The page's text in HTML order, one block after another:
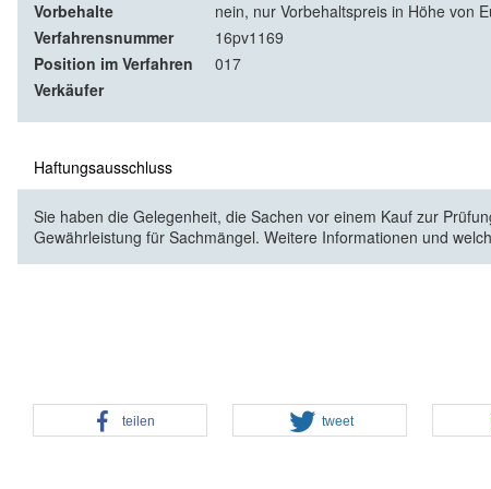
Vorbehalte
nein, nur Vorbehaltspreis in Höhe von
Verfahrensnummer
16pv1169
Position im Verfahren
017
Verkäufer
Haftungsausschluss
Sie haben die Gelegenheit, die Sachen vor einem Kauf zur
Gewährleistung für Sachmängel. Weitere Informationen und
teilen tweet